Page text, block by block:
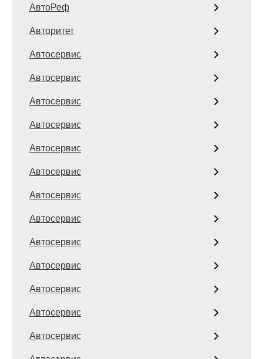
АвтоРеф
Авторитет
Автосервис
Автосервис
Автосервис
Автосервис
Автосервис
Автосервис
Автосервис
Автосервис
Автосервис
Автосервис
Автосервис
Автосервис
Автосервис